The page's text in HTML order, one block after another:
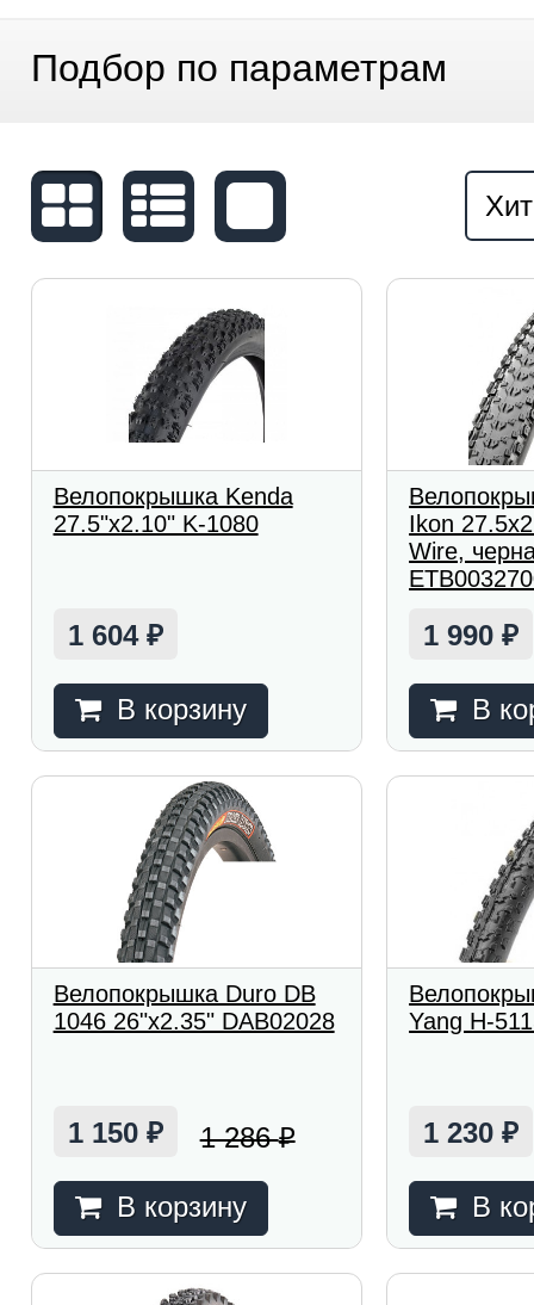
Подбор по параметрам
Велопокрышка Kenda
27.5"x2.10" K-1080
1 604 ₽
В корзину
Ikon
Wire,
1 990₽
В
Велопокрышка Duro DB
1046 26"x2.35" DAB02028
1 150 ₽ 1 286₽
В корзину
Yang H-
1 230₽
В